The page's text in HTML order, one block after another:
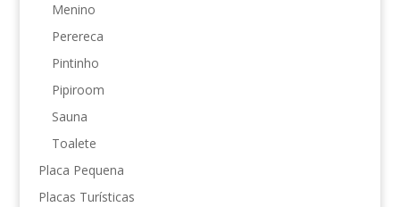
Menino
Perereca
Pintinho
Pipiroom
Sauna
Toalete
Placa Pequena
Placas Turísticas